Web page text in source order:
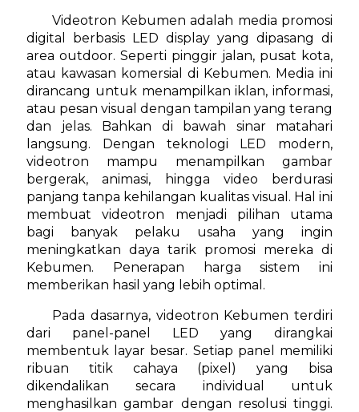
Videotron Kebumen adalah media promosi
digital berbasis LED display yang dipasang di
area outdoor. Seperti pinggir jalan, pusat kota,
atau kawasan komersial di Kebumen. Media ini
dirancang untuk menampilkan iklan, informasi,
atau pesan visual dengan tampilan yang terang
dan jelas. Bahkan di bawah sinar matahari
langsung. Dengan teknologi LED modern,
videotron mampu menampilkan gambar
bergerak, animasi, hingga video berdurasi
panjang tanpa kehilangan kualitas visual. Hal ini
membuat videotron menjadi pilihan utama
bagi banyak pelaku usaha yang ingin
meningkatkan daya tarik promosi mereka di
Kebumen. Penerapan harga sistem ini
memberikan hasil yang lebih optimal.
Pada dasarnya, videotron Kebumen terdiri
dari panel-panel LED yang dirangkai
membentuk layar besar. Setiap panel memiliki
ribuan titik cahaya (pixel) yang bisa
dikendalikan secara individual untuk
menghasilkan gambar dengan resolusi tinggi.